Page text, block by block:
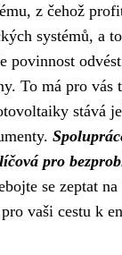
z čehož
systémů, a
povinnost
To má pro
stává
pro
se zeptat
vaši cestu k